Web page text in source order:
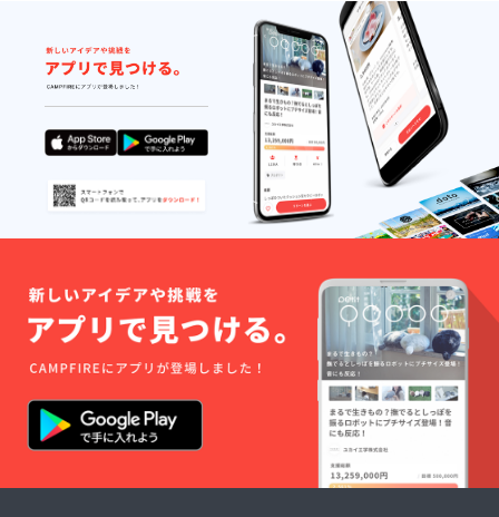
ティ特
別編）
(収録時
間：17
分) -こ
れから
の時代
を輝い
て生き
る５つ
のヒン
ト(収録
時間：
15分) -
ジュア
ル・ト
レーニ
ング入
門(収録
時間：
17分) -
男磨
き・モ
講座(収
録時
間：27